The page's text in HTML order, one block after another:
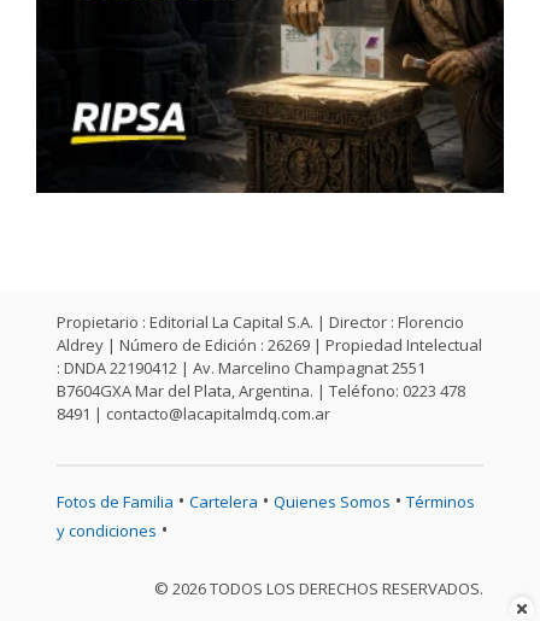
Propietario : Editorial La Capital S.A. | Director : Florencio
Aldrey | Número de Edición : 26269 | Propiedad Intelectual
: DNDA 22190412 | Av. Marcelino Champagnat 2551
B7604GXA Mar del Plata, Argentina. | Teléfono: 0223 478
8491 | contacto@lacapitalmdq.com.ar
Fotos de Familia • Cartelera • Quienes Somos • Términos
y condiciones •
© 2026 TODOS LOS DERECHOS RESERVADOS.